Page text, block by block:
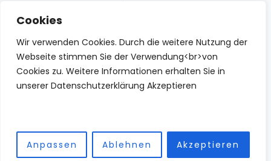
Cookies
Wir verwenden Cookies. Durch die weitere Nutzung der
Webseite stimmen Sie der Verwendung<br>von
Cookies zu. Weitere Informationen erhalten Sie in
unserer Datenschutzerklärung Akzeptieren
Anpassen Ablehnen Akzeptieren